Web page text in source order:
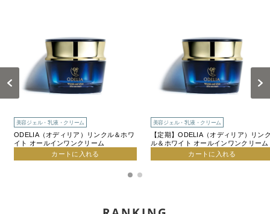
Previous
美容ジェル・乳液・クリーム
ODELIA（オディリア）リンクル＆ホワ
イト オールインワンクリーム
カートに入れる
美容ジェル・乳液・クリーム
【定期】ODELIA（オディリア）リン
ル＆ホワイト オールインワンクリーム
カートに入れる
Next